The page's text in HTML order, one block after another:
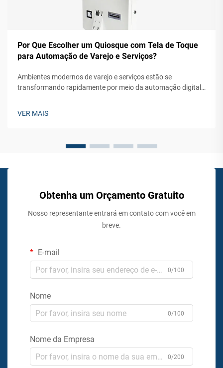
Por Que Escolher um Quiosque com Tela de Toque
para Automação de Varejo e Serviços?
Ambientes modernos de varejo e serviços estão se
transformando rapidamente por meio da automação digital,
VER MAIS
Obtenha um Orçamento Gratuito
Nosso representante entrará em contato com você em
breve.
E-mail
0/100
Nome
0/100
Nome da Empresa
0/200